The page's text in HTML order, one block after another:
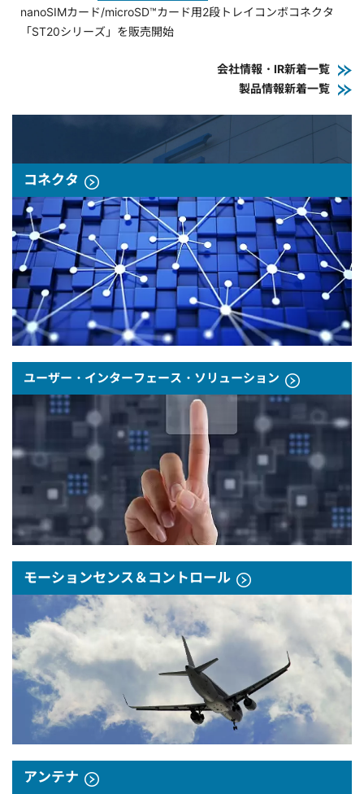
nanoSIMカード/microSD™カード用2段トレイコンボコネクタ
「ST20シリーズ」を販売開始
会社情報・IR新着一覧
製品情報新着一覧
コネクタ
ユーザー・インターフェース・ソリューション
モーションセンス＆コントロール
アンテナ